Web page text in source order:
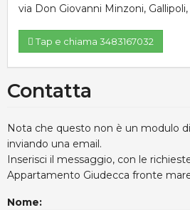
via Don Giovanni Minzoni, Gallipoli,
Tap e chiama 3483167032
Contatta
Nota che questo non è un modulo
inviando una email.
Inserisci il messaggio, con le
Appartamento Giudecca fronte
Nome: